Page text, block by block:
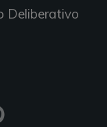
Deliberativo